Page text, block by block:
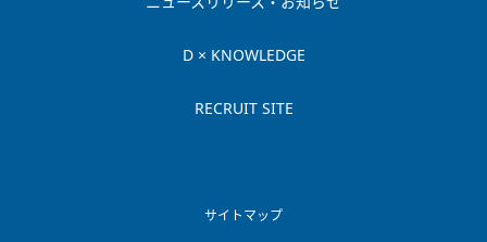
D × KNOWLEDGE
RECRUIT SITE
サイトマップ